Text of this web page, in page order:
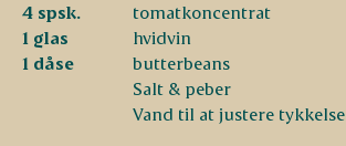
4 spsk.
tomatkoncentrat
1 glas
hvidvin
1 dåse
butterbeans
Salt & peber
Vand til at justere tykkelse